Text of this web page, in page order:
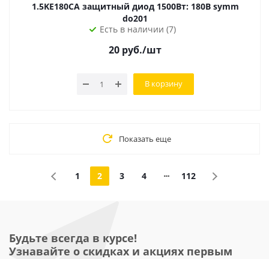
1.5KE180CA защитный диод 1500Вт: 180В symm
do201
Есть в наличии (7)
20 руб./шт
В корзину
Показать еще
1 2 3 4 112
Будьте всегда в курсе!
Узнавайте о скидках и акциях первым